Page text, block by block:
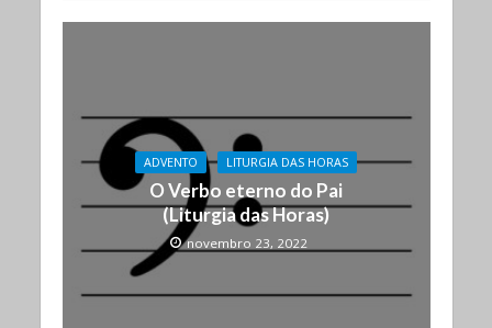
ADVENTO LITURGIA DAS HORAS
O Verbo eterno do Pai
(Liturgia das Horas)
novembro 23, 2022